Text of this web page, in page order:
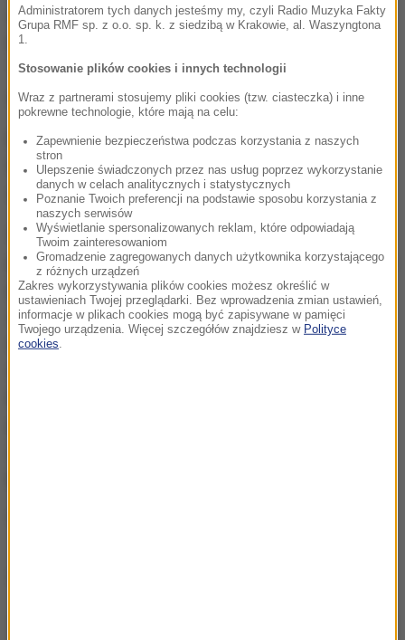
dodał, że projekt rezolucji, który w poniedziałek ma
być rozpatrywany przez Radę Bezpieczeństwa ONZ,
"jest prowokacją" i "torpeduje wysiłki rosyjsko-
amerykańskie".
Egipt, Nowa Zelandia i Hiszpania zaproponowały
tekst rezolucji, domagając się co najmniej
siedmiodniowego rozejm w Aleppo.
Wschodnie dzielnice Aleppo, w których mieszka
ponad 250 tys. osób, są od trzech miesięcy oblegane
przez siły syryjskie wspierane przez Rosję,
sojuszniczkę reżimu Baszara el-Asada. Rebelianci
ostrzegają, że reżim i Rosjanie chcą wygrać wojnę,
Administratorem tych danych jesteśmy my, czyli Radio Muzyka Fakty
Grupa RMF sp. z o.o. sp. k. z siedzibą w Krakowie, al. Waszyngtona
1.
Stosowanie plików cookies i innych technologii
Wraz z partnerami stosujemy pliki cookies (tzw. ciasteczka) i inne
pokrewne technologie, które mają na celu:
Zapewnienie bezpieczeństwa podczas korzystania z naszych
stron
Ulepszenie świadczonych przez nas usług poprzez wykorzystanie
danych w celach analitycznych i statystycznych
Poznanie Twoich preferencji na podstawie sposobu korzystania z
naszych serwisów
Wyświetlanie spersonalizowanych reklam, które odpowiadają
Twoim zainteresowaniom
Gromadzenie zagregowanych danych użytkownika korzystającego
z różnych urządzeń
Zakres wykorzystywania plików cookies możesz określić w
ustawieniach Twojej przeglądarki. Bez wprowadzenia zmian ustawień,
informacje w plikach cookies mogą być zapisywane w pamięci
Twojego urządzenia. Więcej szczegółów znajdziesz w Polityce
cookies